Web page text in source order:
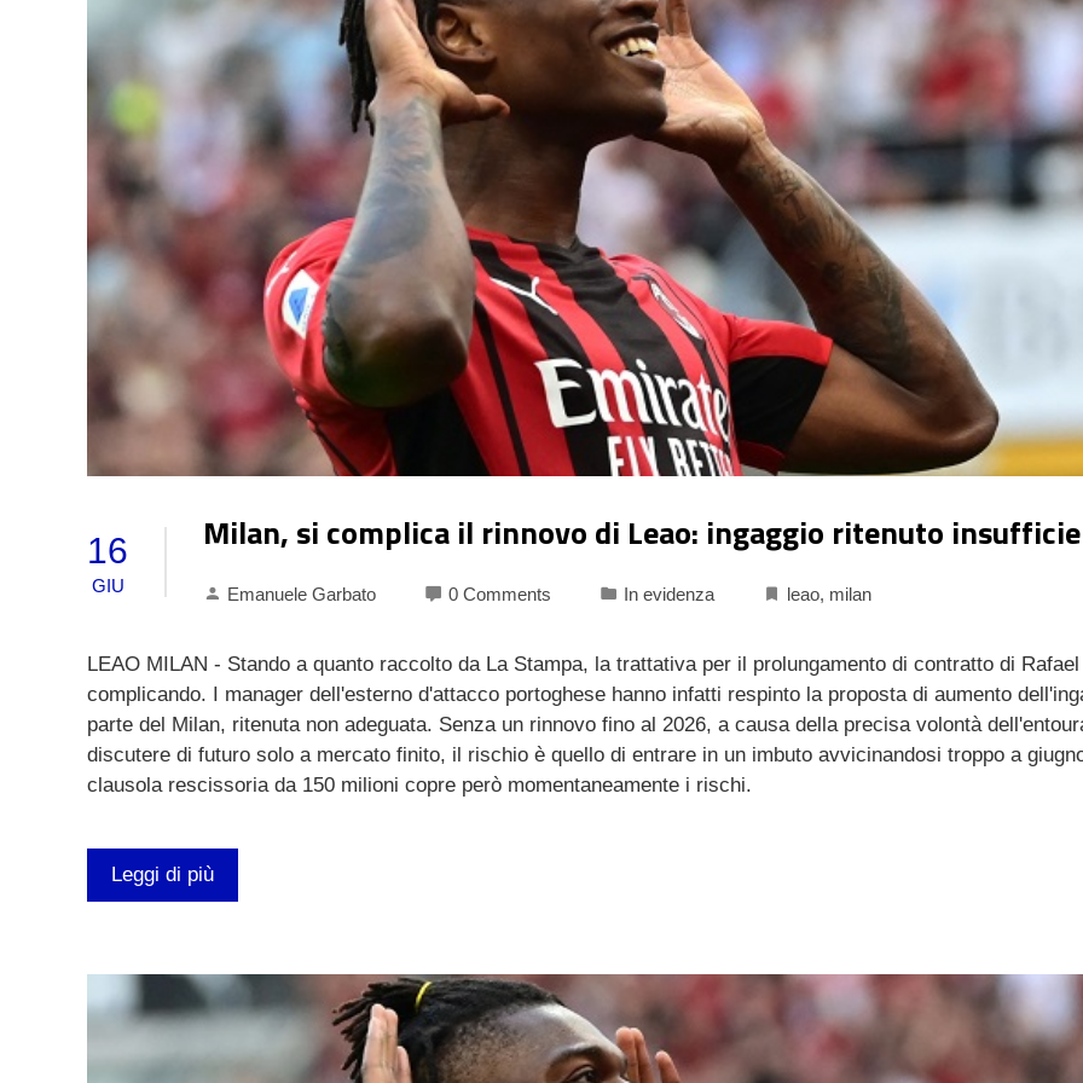
16
GIU
Milan, si complica il rinnovo di Leao: ingaggio ritenuto
Emanuele Garbato 0 Comments In evidenza leao, milan
LEAO MILAN - Stando a quanto raccolto da La Stampa, la trattativa per il prolungamento di contratto di
complicando. I manager dell'esterno d'attacco portoghese hanno infatti respinto la proposta di aumento
parte del Milan, ritenuta non adeguata. Senza un rinnovo fino al 2026, a causa della precisa volontà
discutere di futuro solo a mercato finito, il rischio è quello di entrare in un imbuto avvicinandosi troppo a
clausola rescissoria da 150 milioni copre però momentaneamente i rischi.
Leggi di più